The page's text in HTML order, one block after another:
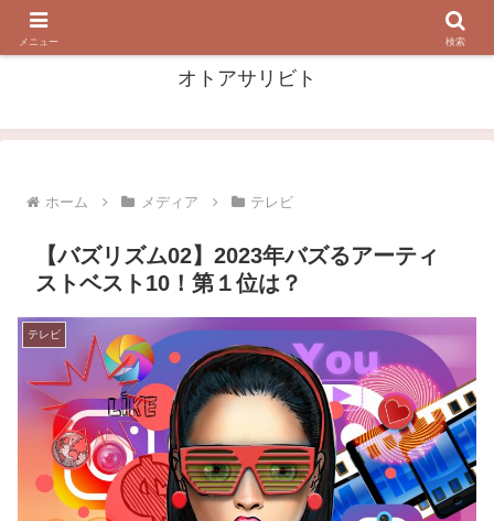
オトアサリビト
ホーム メディア テレビ
【バズリズム02】2023年バズるアーティ
ストベスト10！第１位は？
テレビ
メニュー 検索